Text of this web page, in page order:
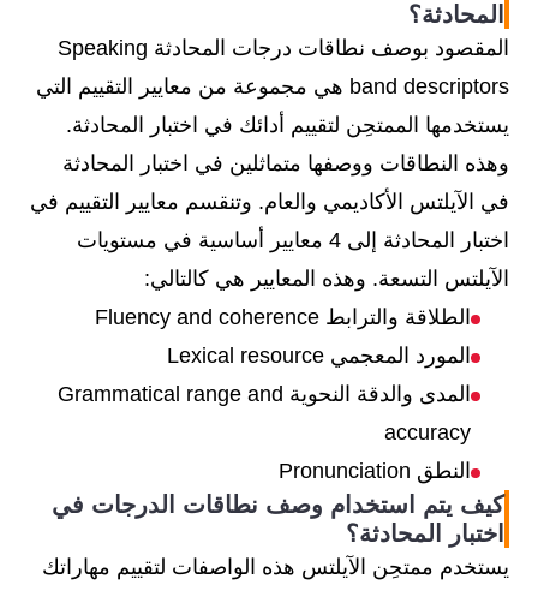
المحادثة؟
المقصود بوصف نطاقات درجات المحادثة Speaking
band descriptors هي مجموعة من معايير التقييم التي
يستخدمها الممتحِن لتقييم أدائك في اختبار المحادثة.
وهذه النطاقات ووصفها متماثلين في اختبار المحادثة
في الآيلتس الأكاديمي والعام. وتنقسم معايير التقييم في
اختبار المحادثة إلى 4 معايير أساسية في مستويات
الآيلتس التسعة. وهذه المعايير هي كالتالي:
الطلاقة والترابط Fluency and coherence
المورد المعجمي Lexical resource
المدى والدقة النحوية Grammatical range and
accuracy
النطق Pronunciation
كيف يتم استخدام وصف نطاقات الدرجات في
اختبار المحادثة؟
يستخدم ممتحِن الآيلتس هذه الواصفات لتقييم مهاراتك